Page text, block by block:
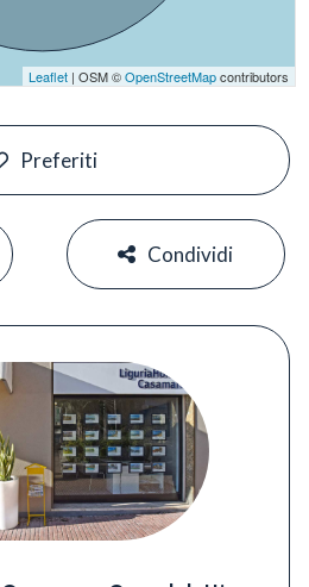
Leaflet| OSM ©OpenStreetMapcontributors
Preferiti
Condividi